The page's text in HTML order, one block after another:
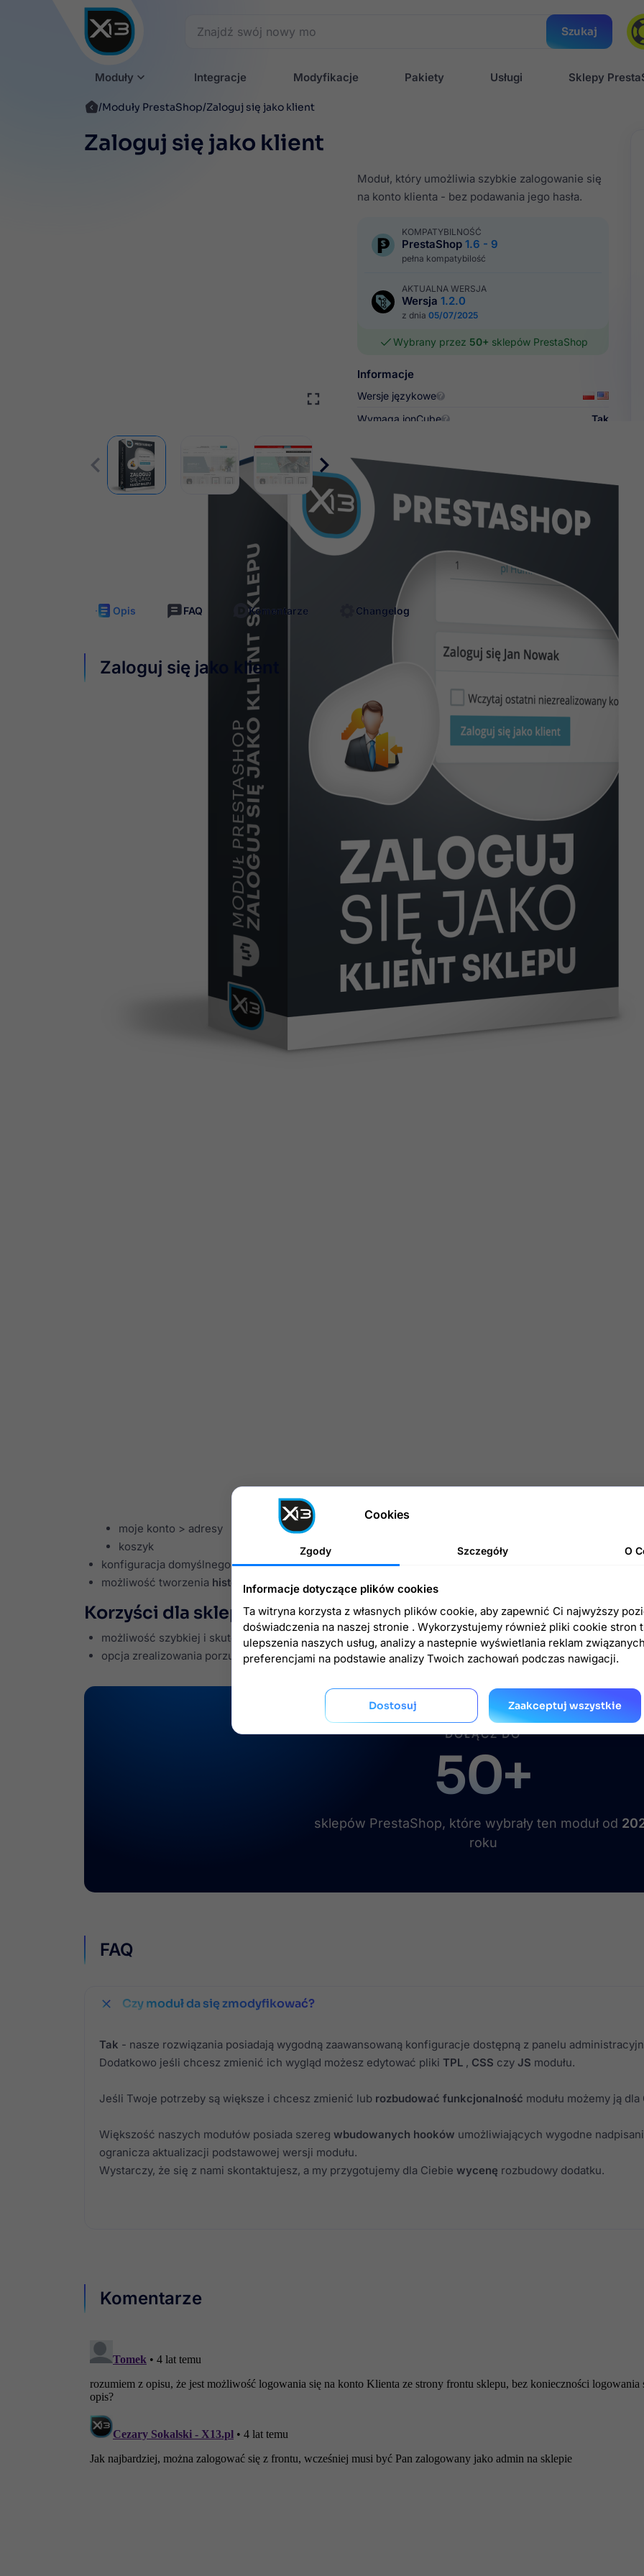
Szukaj
Moduły Integracje Modyfikacje Pakiety Usługi Sklepy
Moduły PrestaShop Zaloguj się jako klient
Zaloguj się jako klient

 
Moduł, który umożliwia szybkie zalogowanie się
na konto klienta - bez podawania jego hasła.
KOMPATYBILNOŚĆ
PrestaShop 1.6 - 9
pełna kompatybilość
AKTUALNA WERSJA
Wersja 1.2.0
z dnia 05/07/2025
Wybrany przez 50+ sklepów PrestaShop
Informacje
Wersje językowe
Wymaga ionCube
Tak
Zobacz więcej
Zapytaj o produkt
Nielimitowany
Sprawdzone
rozwiązania
Opis FAQ Komentarze Changelog
Zaloguj się jako klient
Klient ma problem z edycją adresu? Realizacją zamówienia? Czy nie widzi danego produktu?
jednym kliknięciem zaloguj się na wybranekonto klienta- bez podawania jego hasła.
Po zalogowaniu na wybrane konto odtwórz wskazany błąd. Dzięki temu możesz mu szybko i skutecznie pomóc.
zalogować się na konto klienta
, następnie sprawdzić informacje z konta, pomóc w trudnościach w
rozwiązać problem z płatnościami/dostawcami czy też innym problemem związanym z konkretnym kontem
Korzystając z tego modułu, administrator sklepu będzie mógł sprawdzić wszystkie dane.
Postaw się z innej perspektywy, zobacz dane, tak jak widzi je Twój klient.
Wczytanie poprzedniego niezrealizowane koszyka
W module została również umieszcza opcja dzięki, której przy logowaniu na konto klienta możesz wczytać
Dzięki konfiguracji modułu ustaw czy domyślnie wczytywać takie koszyki, czy je pomijać.
Wygodne logowanie na konto klienta
Dzięki możliwości logowania na konto klienta z panelu administracyjnego(wkilku
maila lub ID) szybko zaloguje się jako klient.
W module również możesz ograniczyć jaka grupa pracowników będzie miała dostęp do logowania.
moje konto > adresy
koszyk
konfiguracja domyślnegowczytywania ostatniego niezrealizowanego koszyka
możliwość tworzenia historii logowania
Korzyści dla sklepu:
możliwość szybkiej i skutecznej pomocy klientowi w przypadku specyficznych problemów
opcja zrealizowania porzuconego koszyka klienta
DOŁĄCZ DO
50+
sklepów PrestaShop, które wybrały ten moduł od
roku
FAQ
Czy moduł da się zmodyfikować?
Tak - nasze rozwiązania posiadają wygodną zaawansowaną konfiguracje dostępną z panelu
Dodatkowo jeśli chcesz zmienić ich wygląd możesz edytować pliki TPL , CSS czy JS modułu.
Jeśli Twoje potrzeby są większe i chcesz zmienić lub rozbudować funkcjonalność modułu możemy ją
Większość naszych modułów posiada szereg wbudowanych hooków umożliwiających wygodne
ogranicza aktualizacji podstawowej wersji modułu.
Wystarczy, że się z nami skontaktujesz, a my przygotujemy dla Ciebie wycenę rozbudowy dodatku.
Komentarze
Cookies
Zgody Szczegóły O
Informacje dotyczące plików cookies
Ta witryna korzysta z własnych plików cookie, aby zapewnić Ci najwyższy
doświadczenia na naszej stronie . Wykorzystujemy również pliki cookie stron
ulepszenia naszych usług, analizy a nastepnie wyświetlania reklam
preferencjami na podstawie analizy Twoich zachowań podczas nawigacji.
Dostosuj Zaakceptuj wszystkie